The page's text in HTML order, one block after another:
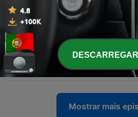
102 - “Houve um dano na confiança
correção dos exames
12 jul. 2026
101 - Paulo Portas sobre decisão do
EUA: “Não pode haver bebés
05 jul. 2026
Mostrar mais